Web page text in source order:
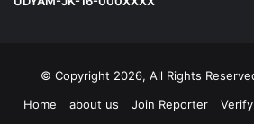
© Copyright 2026, All Rights
Home
about us Join Reporter